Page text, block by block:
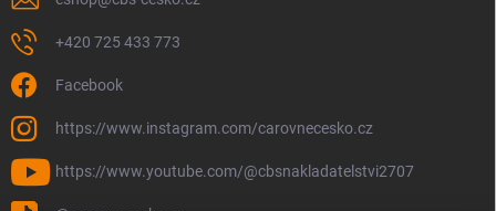
+420 725 433 773
Facebook
https://www.instagram.com/carovnecesko.cz
https://www.youtube.com/@cbsnakladatelstvi2707